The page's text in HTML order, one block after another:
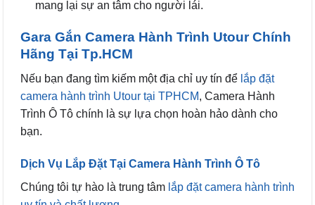
mang lại sự an tâm cho người lái.
Gara Gắn Camera Hành Trình Utour Chính
Hãng Tại Tp.HCM
Nếu bạn đang tìm kiếm một địa chỉ uy tín để lắp đặt
camera hành trình Utour tại TPHCM, Camera Hành
Trình Ô Tô chính là sự lựa chọn hoàn hảo dành cho
bạn.
Dịch Vụ Lắp Đặt Tại Camera Hành Trình Ô Tô
Chúng tôi tự hào là trung tâm lắp đặt camera hành trình